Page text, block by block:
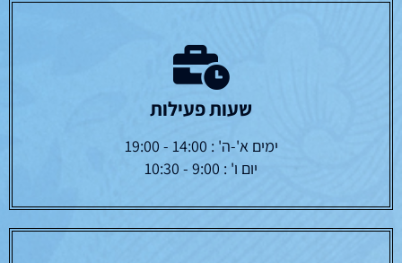
שעות פעילות
ימים א'-ה' : 14:00 - 19:00
יום ו' : 9:00 - 10:30